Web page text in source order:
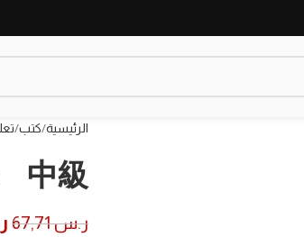
الرئيسية كتب
中級
ر.س67,71